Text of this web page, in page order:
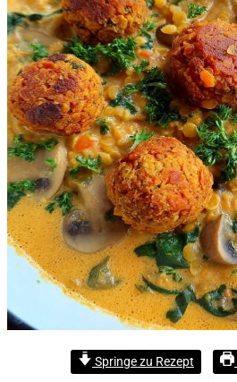
Springe zu Rezept